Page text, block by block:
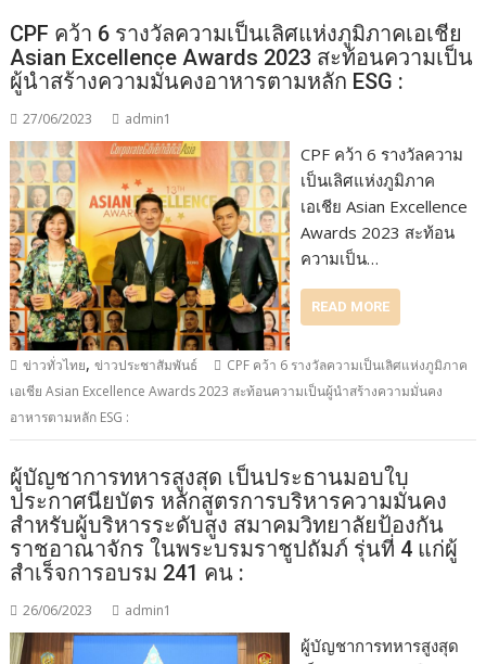
CPF คว้า 6 รางวัลความเป็นเลิศแห่งภูมิภาคเอเชีย
Asian Excellence Awards 2023 สะท้อนความเป็น
ผู้นำสร้างความมั่นคงอาหารตามหลัก ESG :
27/06/2023 admin1
CPF คว้า 6 รางวัลความ
เป็นเลิศแห่งภูมิภาค
เอเชีย Asian Excellence
Awards 2023 สะท้อน
ความเป็น…
READ MORE
ข่าวทั่วไทย,ข่าวประชาสัมพันธ์
CPF คว้า 6 รางวัลความเป็นเลิศแห่งภูมิภาค
เอเชีย Asian Excellence Awards 2023 สะท้อนความเป็นผู้นำสร้างความมั่นคง
อาหารตามหลัก ESG :
ผู้บัญชาการทหารสูงสุด เป็นประธานมอบใบ
ประกาศนียบัตร หลักสูตรการบริหารความมั่นคง
สำหรับผู้บริหารระดับสูง สมาคมวิทยาลัยป้องกัน
ราชอาณาจักร ในพระบรมราชูปถัมภ์ รุ่นที่ 4 แก่ผู้
สำเร็จการอบรม 241 คน :
26/06/2023 admin1
ผู้บัญชาการทหารสูงสุด